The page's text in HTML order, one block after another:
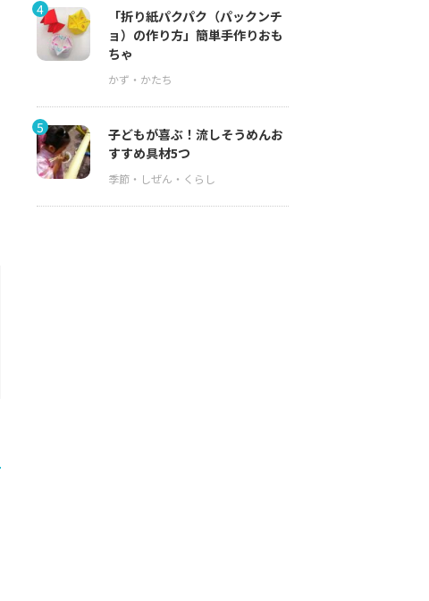
4
「折り紙パクパク（パックンチ
ョ）の作り方」簡単手作りおも
ちゃ
5
子どもが喜ぶ！流しそうめんお
すすめ具材5つ